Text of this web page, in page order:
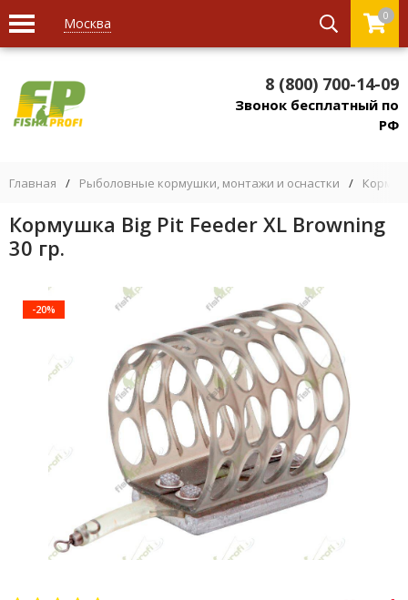
Москва 0
8 (800) 700-14-09
Звонок бесплатный по
РФ
Главная / Рыболовные кормушки, монтажи и оснастки /
Кормушка Big Pit Feeder XL Browning
30 гр.
-20%